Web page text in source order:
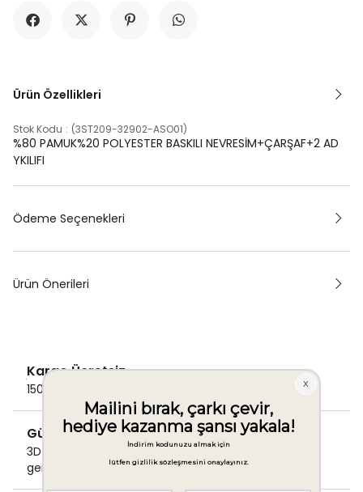
Ürün Özellikleri
Stok Kodu (3ST209-32902-ASO01)
%80 PAMUK%20 POLYESTER BASKILI NEVRESİM+ÇARŞAF+2 AD
YKILIFI
Ödeme Seçenekleri
Ürün Önerileri
Kargo Ücretsiz
1500 TL ve üzeri alışverişlerde Kargo bedava!
Güvenli Ödeme
3D Secure ile güvenli ödemenizi
gerçekleştirin.